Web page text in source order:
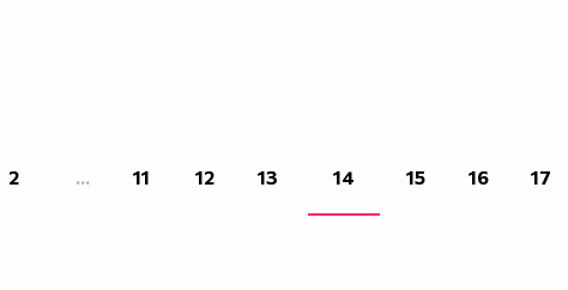
2 ... 11 12 13 14 15 16 17